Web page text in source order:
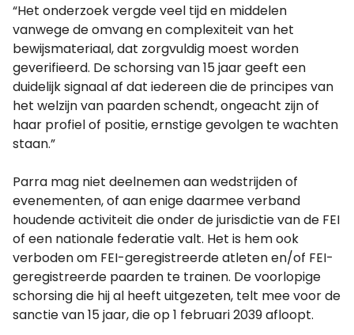
“Het onderzoek vergde veel tijd en middelen
vanwege de omvang en complexiteit van het
bewijsmateriaal, dat zorgvuldig moest worden
geverifieerd. De schorsing van 15 jaar geeft een
duidelijk signaal af dat iedereen die de principes van
het welzijn van paarden schendt, ongeacht zijn of
haar profiel of positie, ernstige gevolgen te wachten
staan.”
Parra mag niet deelnemen aan wedstrijden of
evenementen, of aan enige daarmee verband
houdende activiteit die onder de jurisdictie van de FEI
of een nationale federatie valt. Het is hem ook
verboden om FEI-geregistreerde atleten en/of FEI-
geregistreerde paarden te trainen. De voorlopige
schorsing die hij al heeft uitgezeten, telt mee voor de
sanctie van 15 jaar, die op 1 februari 2039 afloopt.